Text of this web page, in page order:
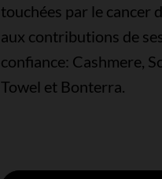
touchées par le cancer
aux contributions de
confiance: Cashmere,
Towel et Bonterra.